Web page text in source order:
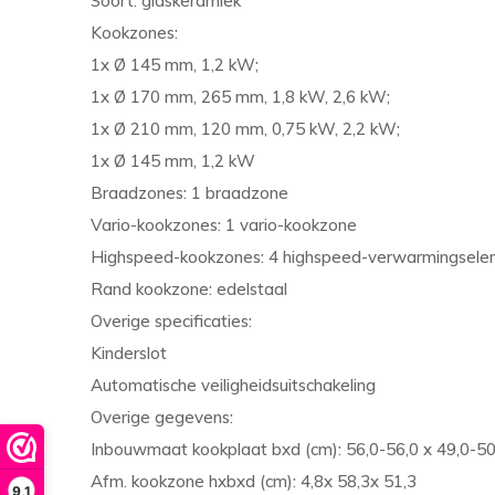
9,1
Kookzones:
1x Ø 145 mm, 1,2 kW;
1x Ø 170 mm, 265 mm, 1,8 kW, 2,6 kW;
1x Ø 210 mm, 120 mm, 0,75 kW, 2,2 kW;
1x Ø 145 mm, 1,2 kW
Braadzones: 1 braadzone
Vario-kookzones: 1 vario-kookzone
Highspeed-kookzones: 4 highspeed-
Rand kookzone: edelstaal
Overige specificaties:
Kinderslot
Automatische veiligheidsuitschakeling
Overige gegevens:
Inbouwmaat kookplaat bxd (cm): 56,0-56,0 x 49,0-
Afm. kookzone hxbxd (cm): 4,8x 58,3x 51,3